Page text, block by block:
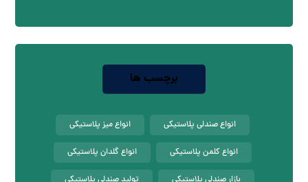
برچسب ها
انواع صندلی پلاستیکی انواع میز پلاستیکی
انواع کلمن پلاستیکی انواع گلدان پلاستیکی